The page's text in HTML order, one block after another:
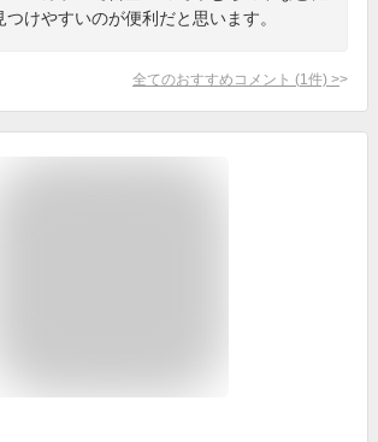
けやすいのが便利だと思います。
全てのおすすめコメント (1 件) >